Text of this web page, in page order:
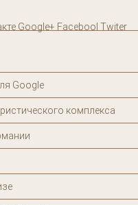
Google+ Facebool Twiter
Google
комплекса